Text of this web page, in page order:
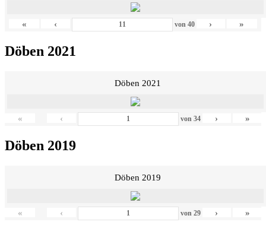
« ‹ von 40 › »
Döben 2021
Döben 2021
« ‹ von 34 › »
Döben 2019
Döben 2019
« ‹ von 29 › »